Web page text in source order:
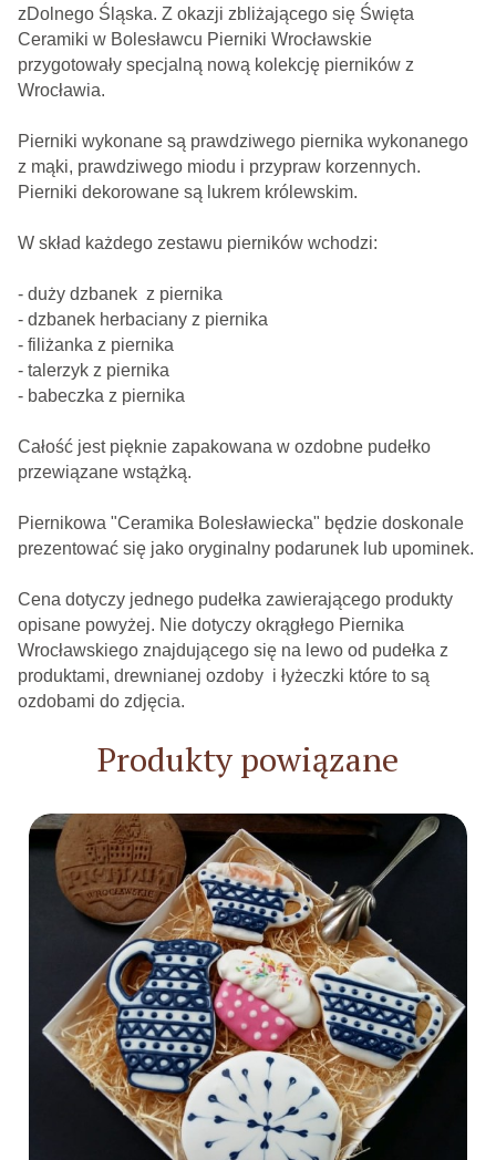
zDolnego Śląska. Z okazji zbliżającego się Święta
Ceramiki w Bolesławcu Pierniki Wrocławskie
przygotowały specjalną nową kolekcję pierników z
Wrocławia.
Pierniki wykonane są prawdziwego piernika wykonanego
z mąki, prawdziwego miodu i przypraw korzennych.
Pierniki dekorowane są lukrem królewskim.
W skład każdego zestawu pierników wchodzi:
- duży dzbanek z piernika
- dzbanek herbaciany z piernika
- filiżanka z piernika
- talerzyk z piernika
- babeczka z piernika
Całość jest pięknie zapakowana w ozdobne pudełko
przewiązane wstążką.
Piernikowa "Ceramika Bolesławiecka" będzie doskonale
prezentować się jako oryginalny podarunek lub upominek.
Cena dotyczy jednego pudełka zawierającego produkty
opisane powyżej. Nie dotyczy okrągłego Piernika
Wrocławskiego znajdującego się na lewo od pudełka z
produktami, drewnianej ozdoby i łyżeczki które to są
ozdobami do zdjęcia.
Produkty powiązane